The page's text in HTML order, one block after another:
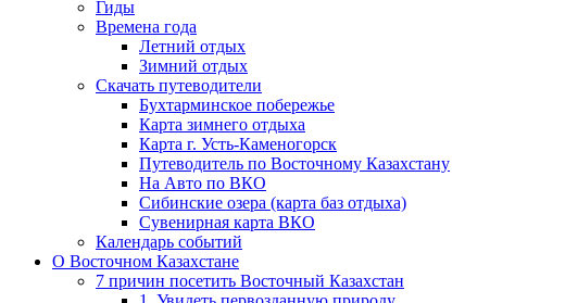
Гиды
Времена года
Летний отдых
Зимний отдых
Скачать путеводители
Бухтарминское побережье
Карта зимнего отдыха
Карта г. Усть-Каменогорск
Путеводитель по Восточному Казахстану
На Авто по ВКО
Сибинские озера (карта баз отдыха)
Сувенирная карта ВКО
Календарь событий
О Восточном Казахстане
7 причин посетить Восточный Казахстан